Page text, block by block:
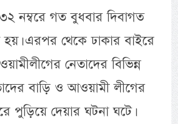
৩২ নম্বরে গত বুধবার দিবাগত
এরপর থেকে ঢাকার বাইরে
নেতাদের বিভিন্ন
বাড়ি ও আওয়ামী লীগের
পুড়িয়ে দেয়ার ঘটনা ঘটে।